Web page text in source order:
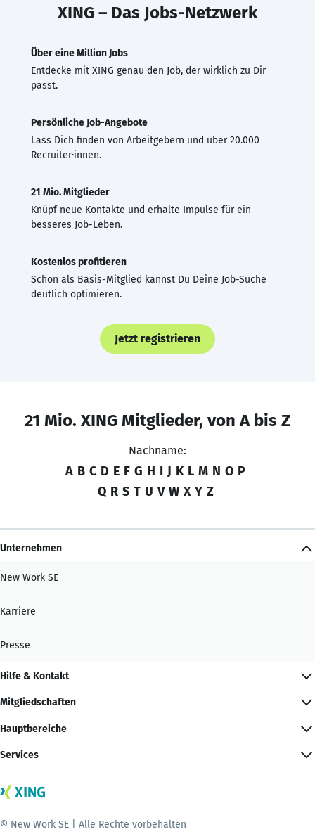
XING – Das Jobs-Netzwerk
Über eine Million Jobs
Entdecke mit XING genau den Job, der wirklich zu Dir
passt.
Persönliche Job-Angebote
Lass Dich finden von Arbeitgebern und über 20.000
Recruiter·innen.
21 Mio. Mitglieder
Knüpf neue Kontakte und erhalte Impulse für ein
besseres Job-Leben.
Kostenlos profitieren
Schon als Basis-Mitglied kannst Du Deine Job-Suche
deutlich optimieren.
Jetzt registrieren
21 Mio. XING Mitglieder, von A bis Z
Nachname:
A B C D E F G H I J K L M N O P
Q R S T U V W X Y Z
Unternehmen
New Work SE
Karriere
Presse
Hilfe & Kontakt
Mitgliedschaften
Hauptbereiche
Services
© New Work SE | Alle Rechte vorbehalten